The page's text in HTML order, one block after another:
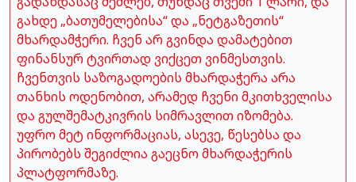
გახდე „ბათუმელებისა“ და „ნეტგაზეთის“
მხარდამჭერი. ჩვენ არ გვინდა დამატებით
ფინანსურ ტვირთად ვიქცეთ ვინმესთვის.
ჩვენთვის საზოგადოების მხარდაჭერა არა
თანხის ოდენობით, არამედ ჩვენი მკითხველისა
და გულშემატკივრის სიმრავლით იზომება.
უფრო მეტ ინფორმაციას, ასევე, წესებსა და
პირობებს შეგიძლია გაეცნო მხარდაჭერის
პლატფორმაზე.